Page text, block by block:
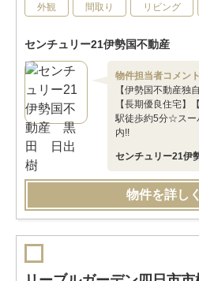
外観 間取り リビング
センチュリー21伊勢国不動産
物件担当者コメント
【伊勢国不動産独
【長期優良住宅
駅徒歩約5分☆スー
内!!
センチュリー21
物件を詳し